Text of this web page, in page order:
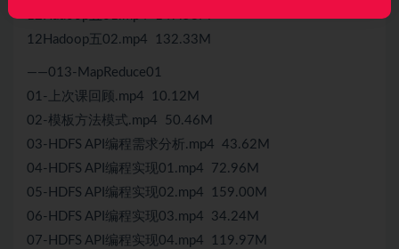
12Hadoop五01.mp4 147.58M
12Hadoop五02.mp4 132.33M
——013-MapReduce01
01-上次课回顾.mp4 10.12M
02-模板方法模式.mp4 50.46M
03-HDFS API编程需求分析.mp4 43.62M
04-HDFS API编程实现01.mp4 72.96M
05-HDFS API编程实现02.mp4 159.00M
06-HDFS API编程实现03.mp4 34.24M
07-HDFS API编程实现04.mp4 119.97M